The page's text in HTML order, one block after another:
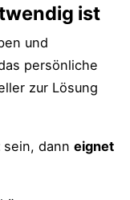
ist
und
persönliche
zur Lösung
sein, dann eignet